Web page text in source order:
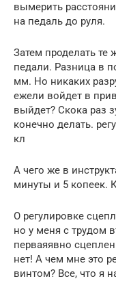
вымерить
на педаль до руля.
Затем проделать
педали. Разница в
мм. Но никаких
ежели войдет в
выйдет? Скока раз
конечно делать.
кл
А чего же в
минуты и 5 копеек.
О регулировке
но у меня с трудом
перваяявно
нет! А чем мне это
винтом? Все, что я